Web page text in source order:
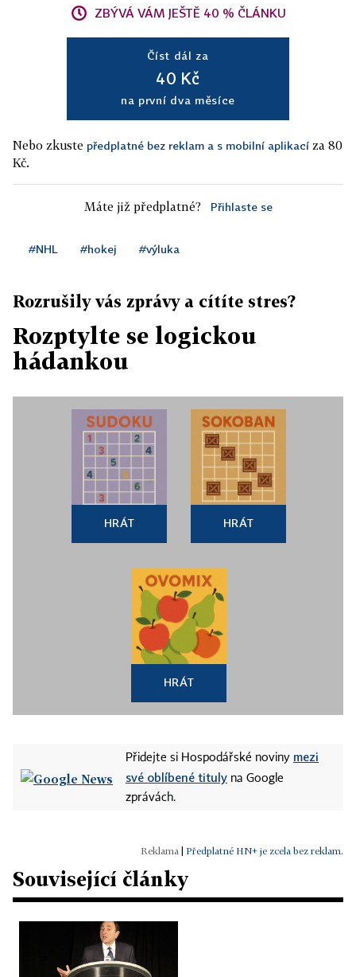
ZBÝVÁ VÁM JEŠTĚ 40 % ČLÁNKU
Číst dál za
40 Kč
na první dva měsíce
Nebo zkuste předplatné bez reklam a s mobilní aplikací za 80
Kč.
Máte již předplatné? Přihlaste se
#NHL #hokej #výluka
Rozrušily vás zprávy a cítíte stres?
Rozptylte se logickou
hádankou
HRÁT HRÁT
HRÁT
Přidejte si Hospodářské noviny mezi
své oblíbené tituly na Google
zprávách.
Předplatné HN+ je zcela bez reklam.
Související články